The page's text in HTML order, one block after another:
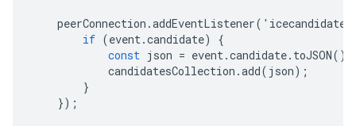
peerConnection .addEventListener( ' icecandidate
if (event.candidate)
{
const json = event.candidate. toJSON();
candidatesCollection .add( json);
}
});